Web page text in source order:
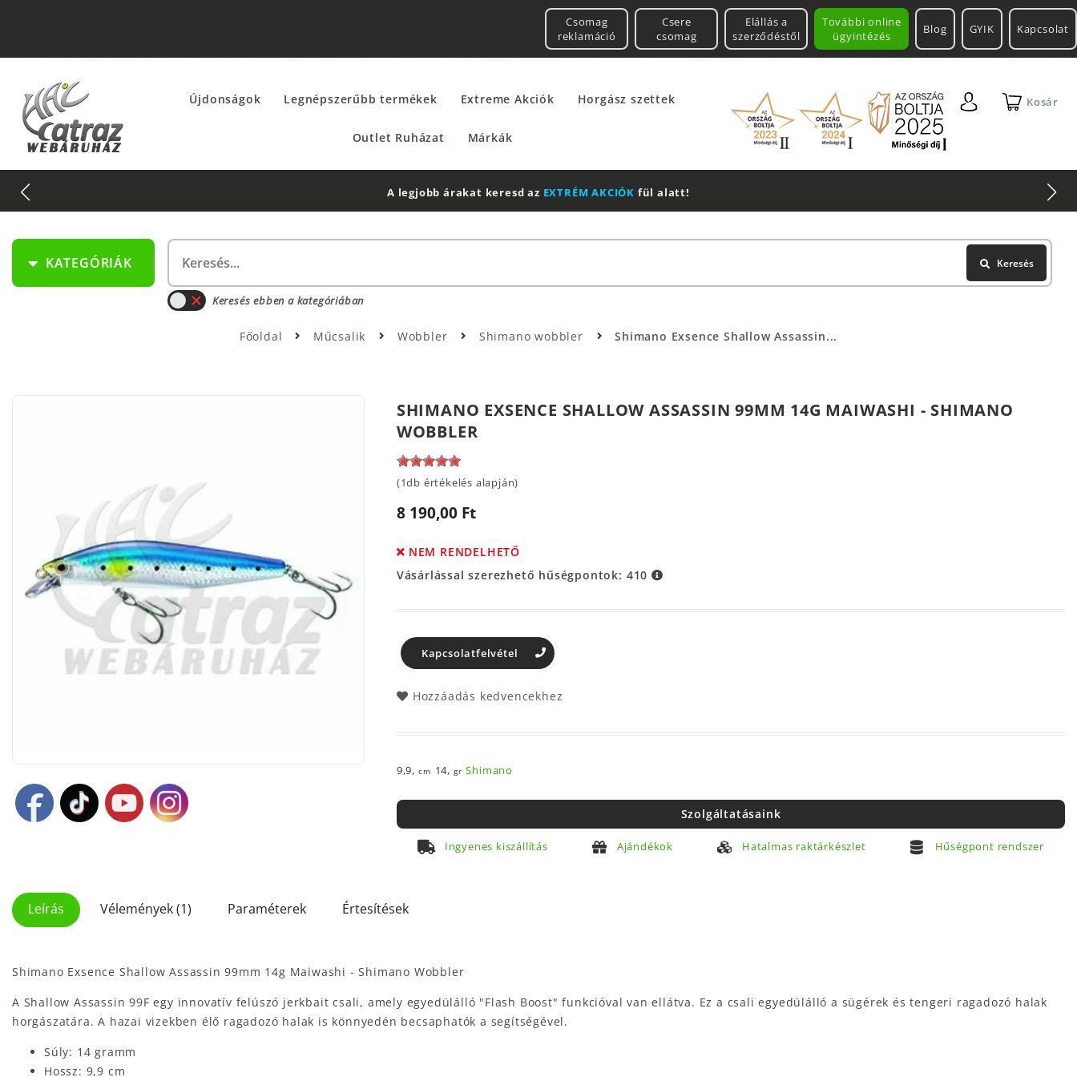
További online
ügyintézés
Csomag
reklamáció
Csere
csomag
Elállás a
szerződéstől
Blog GYIK Kapcsolat
Újdonságok Legnépszerűbb termékek Extreme Akciók Horgász szettek
Outlet Ruházat Márkák
Kosár
A legjobb árakat keresd az EXTRÉM AKCIÓK fül alatt!
KATEGÓRIÁK Keresés
Keresés ebben a kategóriában
Főoldal Műcsalik Wobbler Shimano wobbler Shimano Exsence Shallow Assassin...
SHIMANO EXSENCE SHALLOW ASSASSIN 99MM 14G MAIWASHI - SHIMANO
WOBBLER
(1db értékelés alapján)
8 190,00 Ft
NEM RENDELHETŐ
Vásárlással szerezhető hűségpontok: 410
Kapcsolatfelvétel
Hozzáadás kedvencekhez
9,9, cm 14, gr Shimano
Szolgáltatásaink
Ingyenes kiszállítás Ajándékok Hatalmas raktárkészlet Hűségpont rendszer
Leírás Vélemények (1) Paraméterek Értesítések
Shimano Exsence Shallow Assassin 99mm 14g Maiwashi - Shimano Wobbler
A Shallow Assassin 99F egy innovatív felúszó jerkbait csali, amely egyedülálló "Flash Boost" funkcióval van ellátva. Ez a csali egyedülálló a sügérek és tengeri ragadozó halak
horgászatára. A hazai vizekben élő ragadozó halak is könnyedén becsaphatók a segítségével.
Súly: 14 gramm
Hossz: 9,9 cm